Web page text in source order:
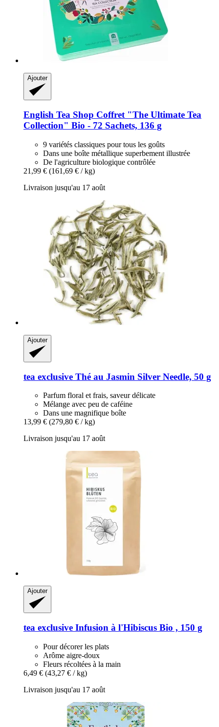
Ajouter
English Tea Shop Coffret "The Ultimate Tea
Collection" Bio -​ 72 Sachets, 136 g
9 variétés classiques pour tous les goûts
Dans une boîte métallique superbement illustrée
De l'agriculture biologique contrôlée
21,99 € (161,69 € / kg)
Livraison jusqu'au 17 août
Ajouter
tea exclusive Thé au Jasmin Silver Needle, 50 g
Parfum floral et frais, saveur délicate
Mélange avec peu de caféine
Dans une magnifique boîte
13,99 € (279,80 € / kg)
Livraison jusqu'au 17 août
Ajouter
tea exclusive Infusion à l'Hibiscus Bio , 150 g
Pour décorer les plats
Arôme aigre-doux
Fleurs récoltées à la main
6,49 € (43,27 € / kg)
Livraison jusqu'au 17 août